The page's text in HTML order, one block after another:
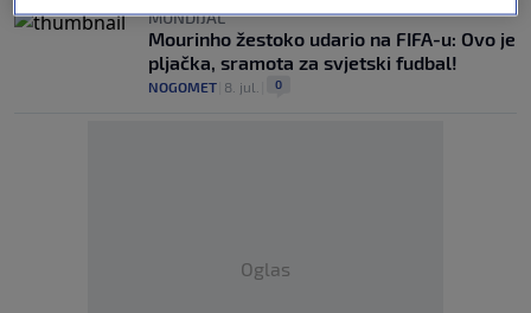
MUNDIJAL
Mourinho žestoko udario na FIFA-u: Ovo je
pljačka, sramota za svjetski fudbal!
NOGOMET 8. jul. 0
Oglas